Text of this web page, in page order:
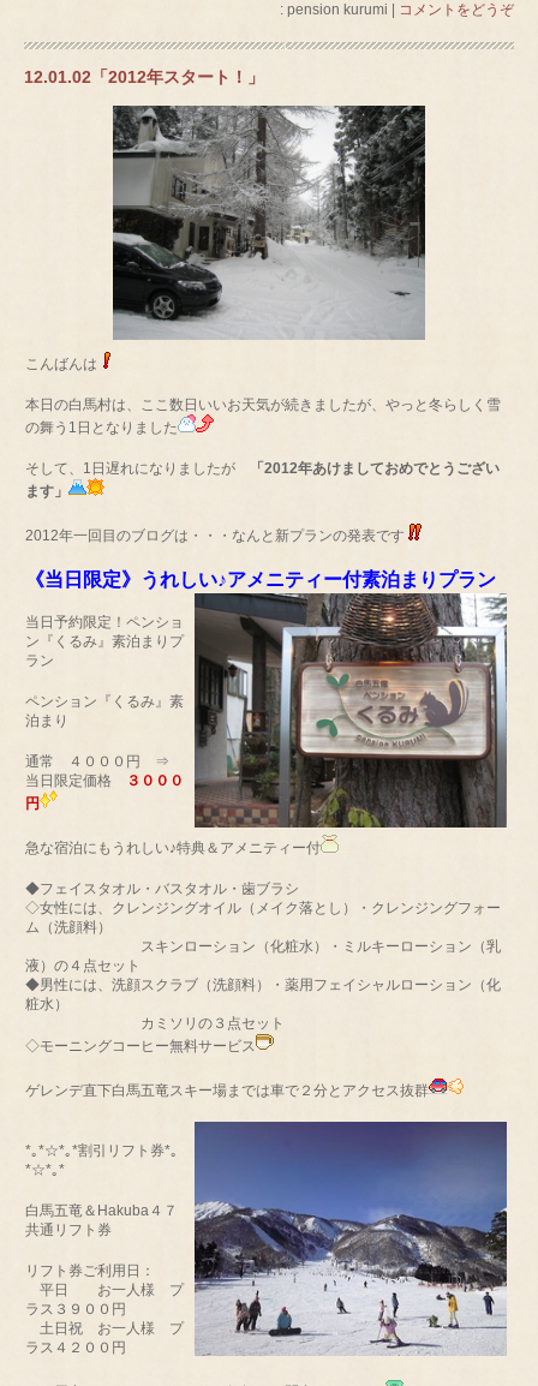
: pension kurumi
コメントをどうぞ
12.01.02「2012年スタート！」
こんばんは
本日の白馬村は、ここ数日いいお天気が続きましたが、やっと冬らしく雪
の舞う1日となりました
そして、1日遅れになりましたが
「2012年あけましておめでとうござい
ます」
2012年一回目のブログは・・・なんと新プランの発表です
《当日限定》うれしい♪アメニティー付素泊まりプラン
当日予約限定！ペンショ
ン『くるみ』素泊まりプ
ラン
ペンション『くるみ』素
泊まり
通常 ４０００円 ⇒
当日限定価格
３０００
円
急な宿泊にもうれしい♪特典＆アメニティー付
◆フェイスタオル・バスタオル・歯ブラシ
◇女性には、クレンジングオイル（メイク落とし）・クレンジングフォー
ム（洗顔料）
スキンローション（化粧水）・ミルキーローション（乳
液）の４点セット
◆男性には、洗顔スクラブ（洗顔料）・薬用フェイシャルローション（化
粧水）
カミソリの３点セット
◇モーニングコーヒー無料サービス
ゲレンデ直下白馬五竜スキー場までは車で２分とアクセス抜群
*｡*☆*｡*割引リフト券*｡
*☆*｡*
白馬五竜＆Hakuba４７
共通リフト券
リフト券ご利用日：
平日 お一人様 プ
ラス３９００円
土日祝 お一人様 プ
ラス４２００円